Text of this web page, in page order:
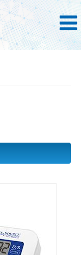
產品資訊 電子血壓計